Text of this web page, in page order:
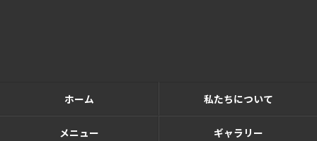
ホーム 私たちについて
メニュー ギャラリー